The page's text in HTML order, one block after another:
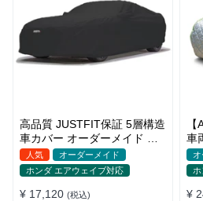
高品質 JUSTFIT保証 5層構造
車カバー オーダーメイド 台
風対策 裏起毛 防水 耐久性 傷
保護
人気
オーダーメイド
ホンダ エアウェイブ対応
¥ 17,120 (税込)
車
厚
止
付
¥